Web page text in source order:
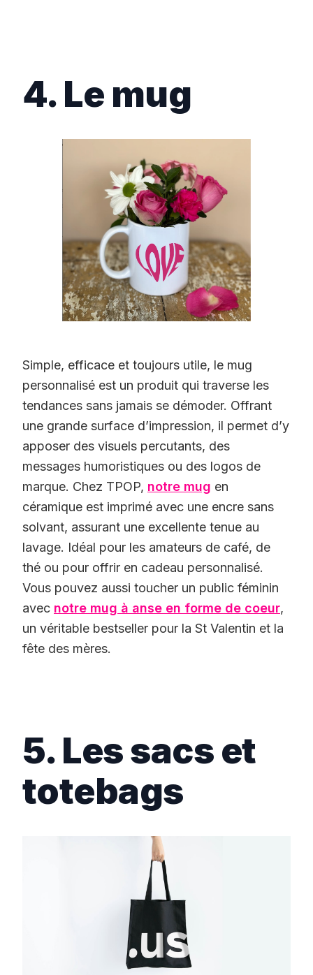
4. Le mug
Simple, efficace et toujours utile, le mug
personnalisé est un produit qui traverse les
tendances sans jamais se démoder. Offrant
une grande surface d’impression, il permet d’y
apposer des visuels percutants, des
messages humoristiques ou des logos de
marque. Chez TPOP, notre mug en
céramique est imprimé avec une encre sans
solvant, assurant une excellente tenue au
lavage. Idéal pour les amateurs de café, de
thé ou pour offrir en cadeau personnalisé.
Vous pouvez aussi toucher un public féminin
avec notre mug à anse en forme de coeur,
un véritable bestseller pour la St Valentin et la
fête des mères.
5. Les sacs et
totebags